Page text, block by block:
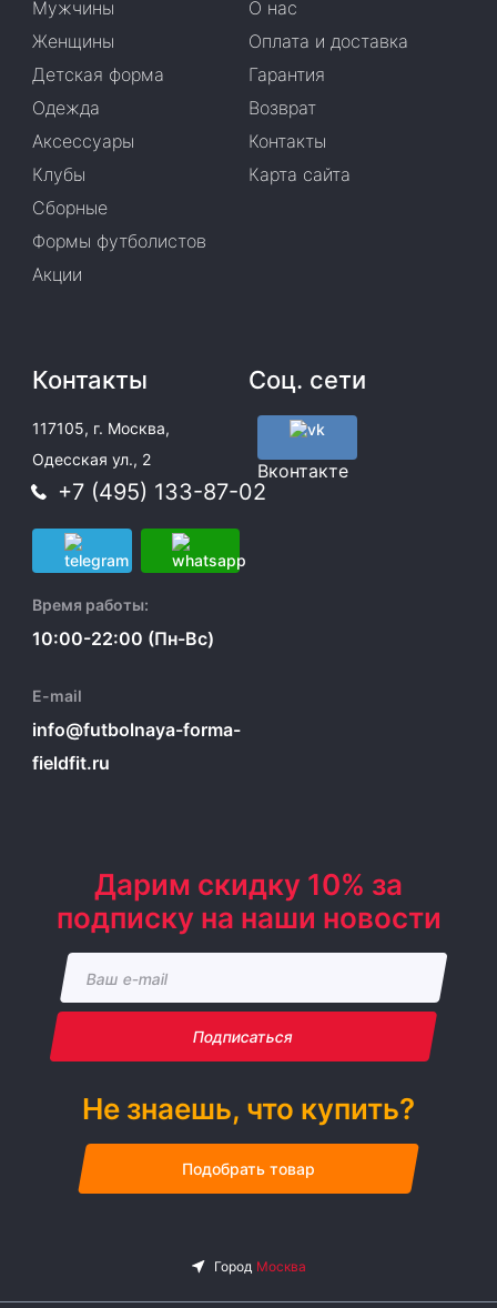
Мужчины
Женщины
Детская форма
Одежда
Аксессуары
Клубы
Сборные
Формы футболистов
Акции
О нас
Оплата и доставка
Гарантия
Возврат
Контакты
Карта сайта
Контакты
117105, г. Москва,
Одесская ул., 2
+7 (495) 133-87-02
Время работы:
10:00-22:00 (Пн-Вс)
E-mail
info@futbolnaya-forma-
fieldfit.ru
Соц. сети
Вконтакте
Дарим скидку 10% за
подписку на наши новости
Подписаться
Не знаешь, что купить?
Подобрать товар